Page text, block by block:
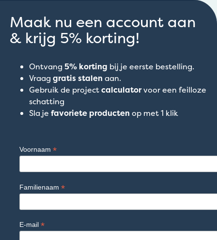
Maak nu een account aan
& krijg 5% korting!
Ontvang 5% korting bij je eerste bestelling.
Vraag gratis stalen aan.
Gebruik de projectcalculatorvoor een feilloze
schatting
Sla je favoriete producten op met 1 klik
Voornaam *
Familienaam *
E-mail *